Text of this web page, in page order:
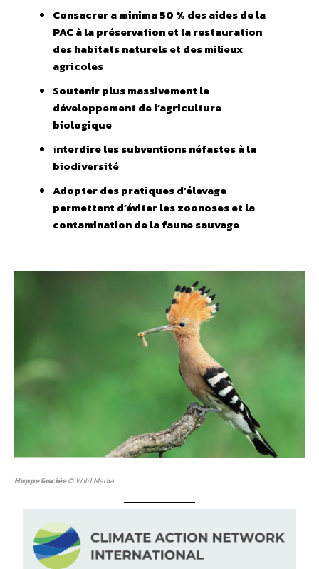
Consacrer a minima 50 % des aides de la
PAC à la préservation et la restauration
des habitats naturels et des milieux
agricoles
Soutenir plus massivement le
développement de l’agriculture
biologique
interdire les subventions néfastes à la
biodiversité
Adopter des pratiques d’élevage
permettant d’éviter les zoonoses et la
contaminationde la faune sauvage
Huppe fasciée© Wild Media